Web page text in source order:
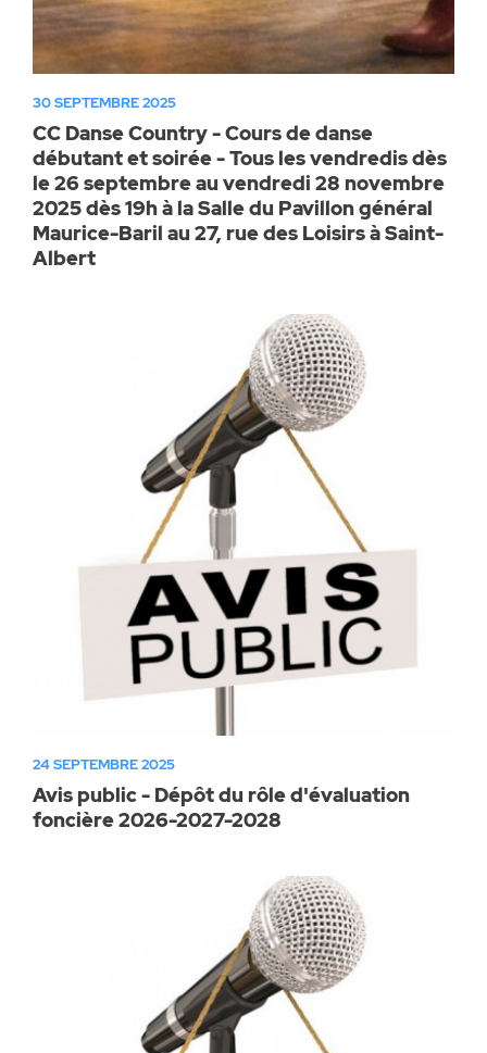
30 SEPTEMBRE 2025
CC Danse Country - Cours de danse
débutant et soirée - Tous les vendredis dès
le 26 septembre au vendredi 28 novembre
2025 dès 19h à la Salle du Pavillon général
Maurice-Baril au 27, rue des Loisirs à Saint-
Albert
24 SEPTEMBRE 2025
Avis public - Dépôt du rôle d'évaluation
foncière 2026-2027-2028